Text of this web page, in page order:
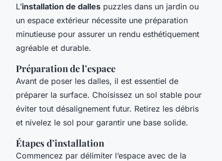
L’installation de dalles puzzles dans un jardin ou
un espace extérieur nécessite une préparation
minutieuse pour assurer un rendu esthétiquement
agréable et durable.
Préparation de l’espace
Avant de poser les dalles, il est essentiel de
préparer la surface. Choisissez un sol stable pour
éviter tout désalignement futur. Retirez les débris
et nivelez le sol pour garantir une base solide.
Étapes d’installation
Commencez par délimiter l’espace avec de la